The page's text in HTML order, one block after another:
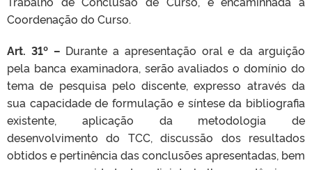
Coordenação do Curso.
Art. 31º – Durante a apresentação oral e da arguição
pela banca examinadora, serão avaliados o domínio do
tema de pesquisa pelo discente, expresso através da
sua capacidade de formulação e síntese da bibliografia
existente, aplicação da metodologia de
desenvolvimento do TCC, discussão dos resultados
obtidos e pertinência das conclusões apresentadas, bem